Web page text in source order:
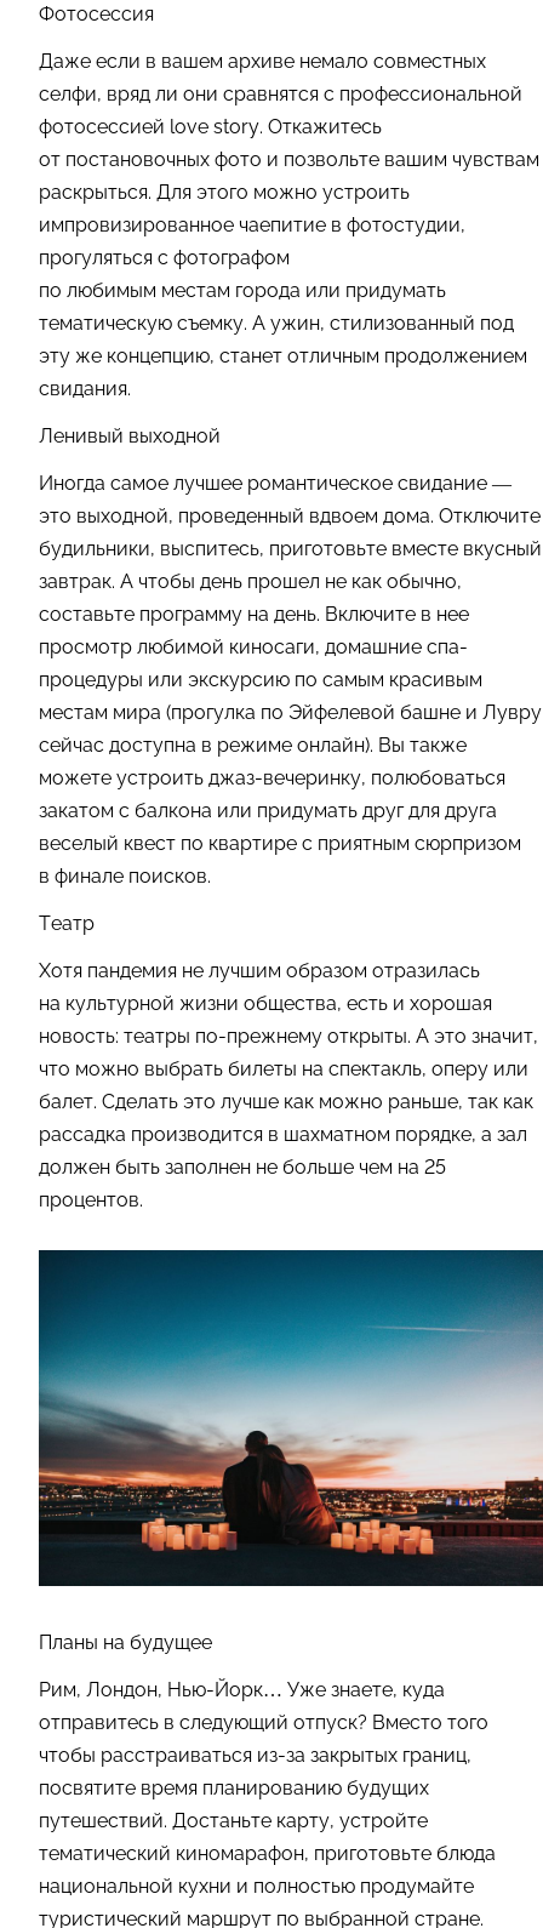
Фотосессия
Даже если в вашем архиве немало совместных
селфи, вряд ли они сравнятся с профессиональной
фотосессией love story. Откажитесь
от постановочных фото и позвольте вашим чувствам
раскрыться. Для этого можно устроить
импровизированное чаепитие в фотостудии,
прогуляться с фотографом
по любимым местам города или придумать
тематическую съемку. А ужин, стилизованный под
эту же концепцию, станет отличным продолжением
свидания.
Ленивый выходной
Иногда самое лучшее романтическое свидание —
это выходной, проведенный вдвоем дома. Отключите
будильники, выспитесь, приготовьте вместе вкусный
завтрак. А чтобы день прошел не как обычно,
составьте программу на день. Включите в нее
просмотр любимой киносаги, домашние спа-
процедуры или экскурсию по самым красивым
местам мира (прогулка по Эйфелевой башне и Лувру
сейчас доступна в режиме онлайн). Вы также
можете устроить джаз-вечеринку, полюбоваться
закатом с балкона или придумать друг для друга
веселый квест по квартире с приятным сюрпризом
в финале поисков.
Театр
Хотя пандемия не лучшим образом отразилась
на культурной жизни общества, есть и хорошая
новость: театры по-прежнему открыты. А это значит,
что можно выбрать билеты на спектакль, оперу или
балет. Сделать это лучше как можно раньше, так как
рассадка производится в шахматном порядке, а зал
должен быть заполнен не больше чем на 25
процентов.
Планы на будущее
Рим, Лондон, Нью-Йорк… Уже знаете, куда
отправитесь в следующий отпуск? Вместо того
чтобы расстраиваться из-за закрытых границ,
посвятите время планированию будущих
путешествий. Достаньте карту, устройте
тематический киномарафон, приготовьте блюда
национальной кухни и полностью продумайте
туристический маршрут по выбранной стране.